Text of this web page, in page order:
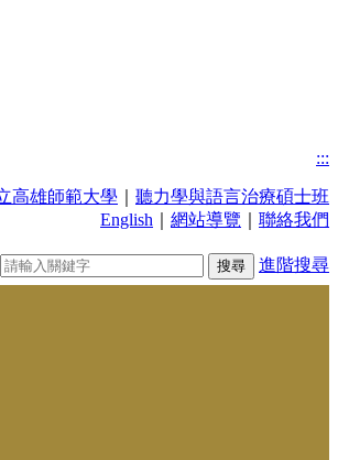
:::
高雄師範大學
聽力學與語言治療碩士班
English
網站導覽 聯絡我們
進階搜尋